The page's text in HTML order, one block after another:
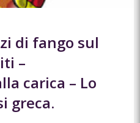
di fango sul
–
carica – Lo
greca.